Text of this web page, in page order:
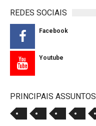
REDES SOCIAIS
Facebook
Youtube
PRINCIPAIS ASSUNTOS